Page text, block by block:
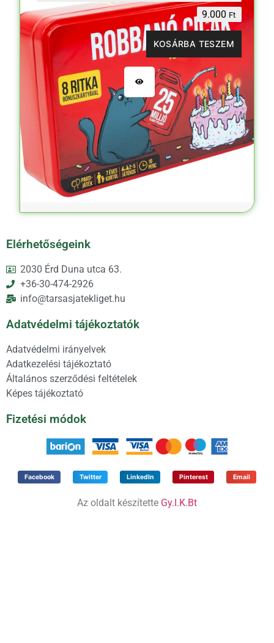
9.000 Ft
KOSÁRBA TESZEM
Elérhetőségeink
2030 Érd Duna utca 63.
+36-30-474-2926
info@tarsasjatekliget.hu
Adatvédelmi tájékoztatók
Adatvédelmi irányelvek
Adatkezelési tájékoztató
Általános szerződési feltételek
Képes tájékoztató
Fizetési módok
Facebook Twitter LinkedIn Pinterest Email
Az oldalt készítette Gy.I.K.Bt